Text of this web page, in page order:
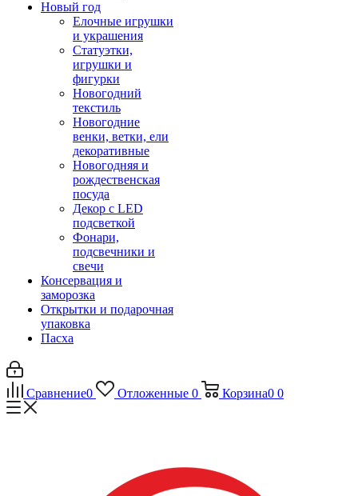
Новый год
Елочные игрушки
и украшения
Статуэтки,
игрушки и
фигурки
Новогодний
текстиль
Новогодние
венки, ветки, ели
декоративные
Новогодняя и
рождественская
посуда
Декор с LED
подсветкой
Фонари,
подсвечники и
свечи
Консервация и
заморозка
Открытки и подарочная
упаковка
Пасха
Сравнение0 Отложенные 0 Корзина0 0